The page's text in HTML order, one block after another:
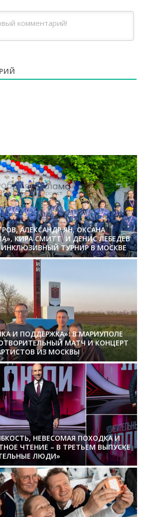
АЛЕКСАНДР ЯН, ОКСАНА
КИРА СМИТТ И ДЕНИС ЛЕБЕДЕВ
ТУРНИР В МОСКВЕ
И ПОДДЕРЖКА»: В МАРИУПОЛЕ
МАТЧ И КОНЦЕРТ
ИЗ МОСКВЫ
НЕВЕСОМАЯ ПОХОДКА И
ЧТЕНИЕ – В ТРЕТЬЕМ ВЫПУСКЕ
ЛЮДИ»